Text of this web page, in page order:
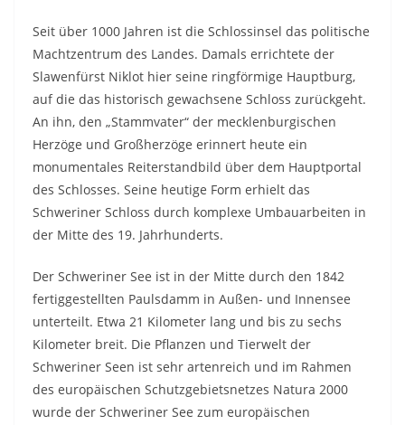
Seit über 1000 Jahren ist die Schlossinsel das politische
Machtzentrum des Landes. Damals errichtete der
Slawenfürst Niklot hier seine ringförmige Hauptburg,
auf die das historisch gewachsene Schloss zurückgeht.
An ihn, den „Stammvater“ der mecklenburgischen
Herzöge und Großherzöge erinnert heute ein
monumentales Reiterstandbild über dem Hauptportal
des Schlosses. Seine heutige Form erhielt das
Schweriner Schloss durch komplexe Umbauarbeiten in
der Mitte des 19. Jahrhunderts.
Der Schweriner See ist in der Mitte durch den 1842
fertiggestellten Paulsdamm in Außen- und Innensee
unterteilt. Etwa 21 Kilometer lang und bis zu sechs
Kilometer breit. Die Pflanzen und Tierwelt der
Schweriner Seen ist sehr artenreich und im Rahmen
des europäischen Schutzgebietsnetzes Natura 2000
wurde der Schweriner See zum europäischen